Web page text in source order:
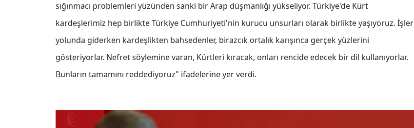
sığınmacı problemleri yüzünden sanki bir Arap düşmanlığı yükseliyor. Türkiye'de Kürt
kardeşlerimiz hep birlikte Türkiye Cumhuriyeti'nin kurucu unsurları olarak birlikte yaşıyoruz. İşler
yolunda giderken kardeşlikten bahsedenler, birazcık ortalık karışınca gerçek yüzlerini
gösteriyorlar. Nefret söylemine varan, Kürtleri kıracak, onları rencide edecek bir dil kullanıyorlar.
Bunların tamamını reddediyoruz" ifadelerine yer verdi.